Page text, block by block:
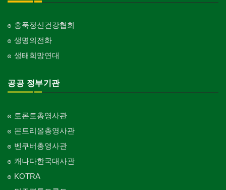
홍푹정신건강협회
생명의전화
생태희망연대
공공 정부기관
토론토총영사관
몬트리올총영사관
벤쿠버총영사관
캐나다한국대사관
KOTRA